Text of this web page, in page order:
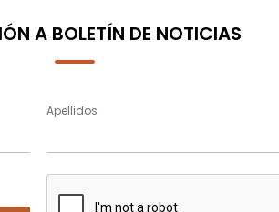
A BOLETÍN DE NOTICIAS
Apellidos